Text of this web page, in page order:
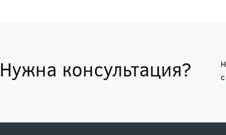
Нужна консультация?